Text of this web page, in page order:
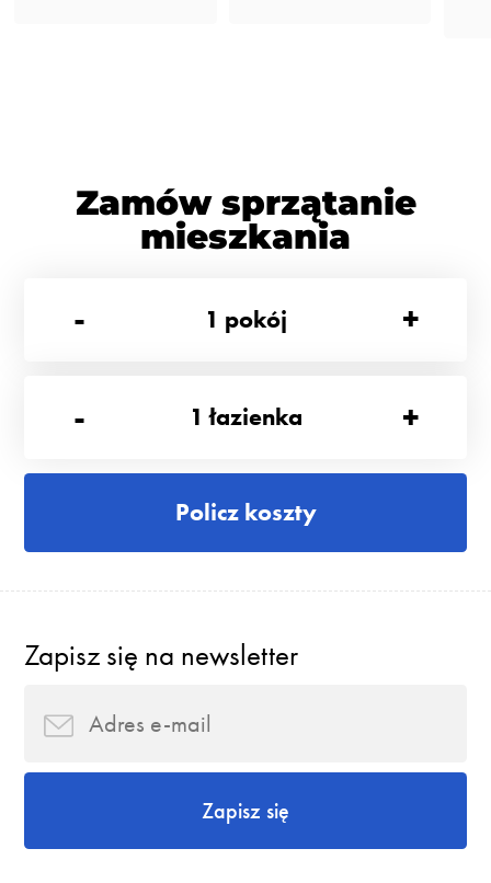
Zamów sprzątanie
mieszkania
-
1 pokój +
- 1 łazienka +
Policz koszty
Zapisz się na newsletter
Zapisz się